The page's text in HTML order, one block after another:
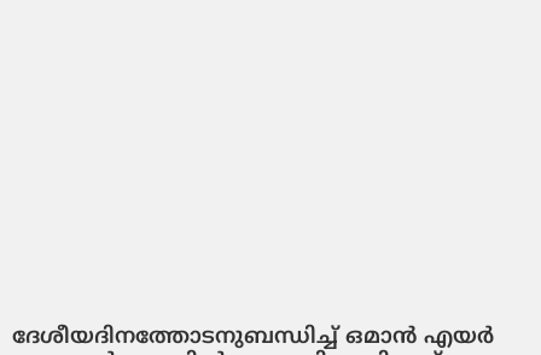
ദേശീയദിനത്തോടനുബന്ധിച്ച് ഒമാൻ എയർ